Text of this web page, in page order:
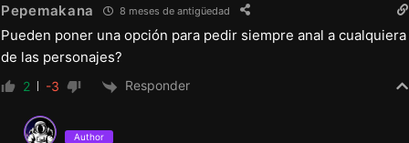
Pepemakana 8 meses de antigüedad
Pueden poner una opción para pedir siempre anal a cualquiera
de las personajes?
2 -3 Responder
Author